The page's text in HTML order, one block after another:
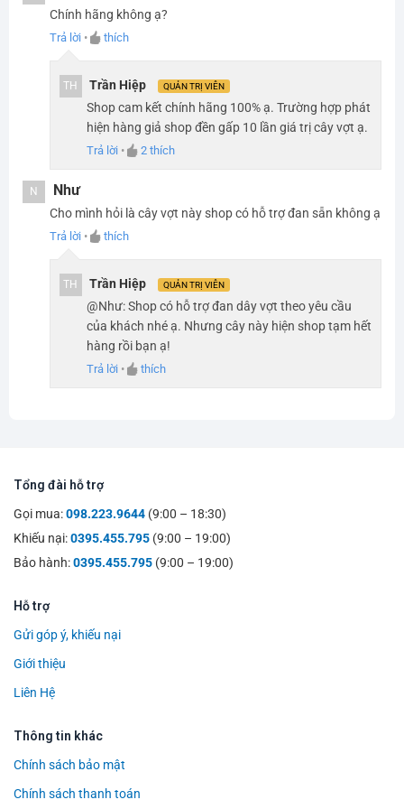
Công nghệ New Gromment Pattern trên vợt cầu lông Yonex
NANOCELL NEO:Vật liệu làm từ than chì mới áp dụng lên
tổng thể của cây vợt đem lại độ cân bằng cho vợt giúp
tạo nên tốc độ bung vợt cao hơn, người chơi cảm giác nhẹ
Công nghệ Aero Box Frame trên vợt cầu lông Yonex
Trên đây là những công nghệ nổi bật trên Vợt cầu lông
Chính hãng không ạ?
Trả lời • thích
TH Trần Hiệp QUẢN TRỊ VIÊN
Shop cam kết chính hãng 100% ạ. Trường hợp phát
hiện hàng giả shop đền gấp 10 lần giá trị cây vợt ạ.
Trả lời • 2thích
N Như
Cho mình hỏi là cây vợt này shop có hỗ trợ đan sẵn không ạ
Trả lời • thích
TH Trần Hiệp QUẢN TRỊ VIÊN
@Như: Shop có hỗ trợ đan dây vợt theo yêu cầu
của khách nhé ạ. Nhưng cây này hiện shop tạm hết
hàng rồi bạn ạ!
Trả lời • thích
Tổng đài hỗ trợ
Gọi mua:098.223.9644 (9:00 – 18:30)
Khiếu nại:0395.455.795 (9:00 – 19:00)
Bảo hành:0395.455.795 (9:00 – 19:00)
Hỗ trợ
Gửi góp ý, khiếu nại
Giới thiệu
Liên Hệ
Thông tin khác
Chính sách bảo mật
Chính sách thanh toán